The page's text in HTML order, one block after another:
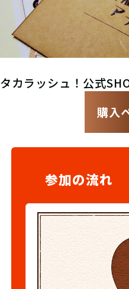
タカラッシュ！公式
購入
参加の流れ